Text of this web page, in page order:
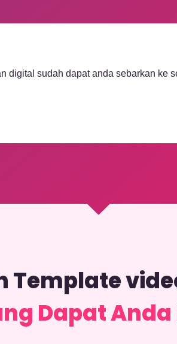
digital sudah dapat anda sebarkan ke
Template
Dapat Anda